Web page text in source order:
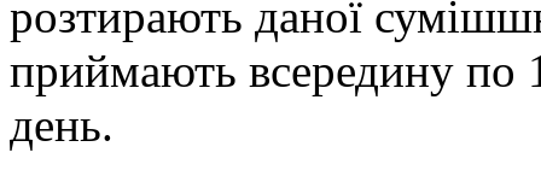
розтирають даної
приймають всередину по
день.